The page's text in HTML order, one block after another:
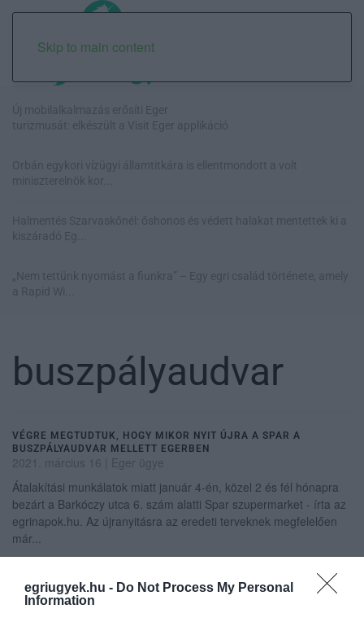
egriugyek.hu - Do Not Process My Personal
Information
Skip to main content
Új mobilalkalmazás erősíti Eger
turizmusát: elkészült a Visit Eger applikáció
Orbán egykori vízügyi államtitkára is ellentmondott a volt
miniszterelnök kor...
Halmentés Szarvaskőnél: őshonos és védett halakat mentettek ki a
kiszáradó Eg...
„Nem tettünk nyomást a fiunkra” – Egy egri család története, amely
a Rapid Wi...
buszpályaudvar
VÉGRE MEGTUDTUK, HOGY MIKOR NYIT ÚJRA A SPAR A
BUSZPÁLYAUDVAR MELLETT EGERBEN
2021. március 16
Eger ügye
Átalakítási munkálatok miatt január 4-én, közel 2 és fél hónapra
bezárt a Barkóczy utca 6. szám alatti Spar szupermarket - írta az
egrinapok.hu. Az újranyitásra az eredeti terveknek megfelelően
már...
ŐSSZEL VERSEKET HALLGATHATUNK AZ EGRI VASÚTÁLLOMÁSON
ÉS BUSZPÁLYAUDVARON
2021. június 04|